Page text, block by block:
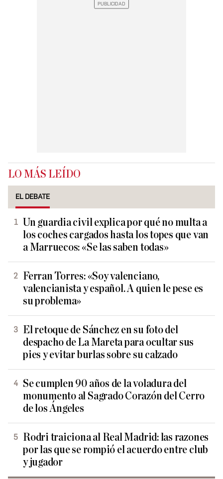
LO MÁS LEÍDO
EL DEBATE
Un guardia civil explica por qué no multa a
los coches cargados hasta los topes que van
a Marruecos: «Se las saben todas»
Ferran Torres: «Soy valenciano,
valencianista y español. A quien le pese es
su problema»
El retoque de Sánchez en su foto del
despacho de La Mareta para ocultar sus
pies y evitar burlas sobre su calzado
Se cumplen 90 años de la voladura del
monumento al Sagrado Corazón del Cerro
de los Ángeles
Rodri traiciona al Real Madrid: las razones
por las que se rompió el acuerdo entre club
y jugador